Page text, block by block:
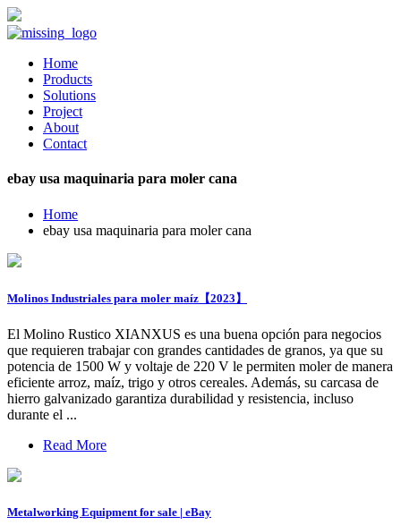
Home
Products
Solutions
Project
About
Contact
ebay usa maquinaria para moler cana
Home
ebay usa maquinaria para moler cana
Molinos Industriales para moler maíz【2023】
El Molino Rustico XIANXUS es una buena opción para negocios
que requieren trabajar con grandes cantidades de granos, ya que su
potencia de 1500 W y voltaje de 220 V le permiten moler de manera
eficiente arroz, maíz, trigo y otros cereales. Además, su carcasa de
hierro galvanizado garantiza durabilidad y resistencia, incluso
durante el ...
Read More
Metalworking Equipment for sale | eBay